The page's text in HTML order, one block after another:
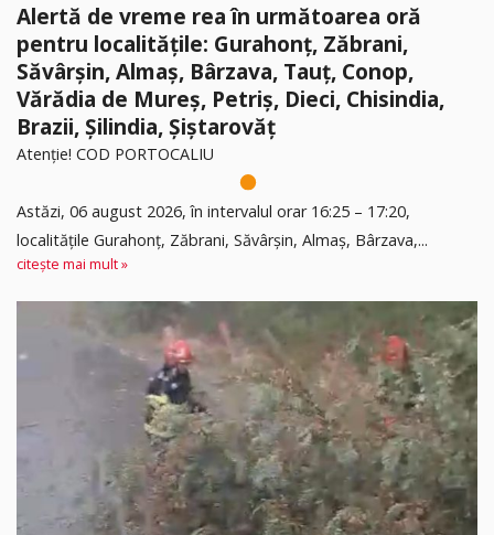
Alertă de vreme rea în următoarea oră
pentru localitățile: Gurahonț, Zăbrani,
Săvârșin, Almaș, Bârzava, Tauț, Conop,
Vărădia de Mureș, Petriș, Dieci, Chisindia,
Brazii, Șilindia, Șiștarovăț
Atenție! COD PORTOCALIU
Astăzi, 06 august 2026, în intervalul orar 16:25 – 17:20,
localitățile Gurahonț, Zăbrani, Săvârșin, Almaș, Bârzava,...
citește mai mult »